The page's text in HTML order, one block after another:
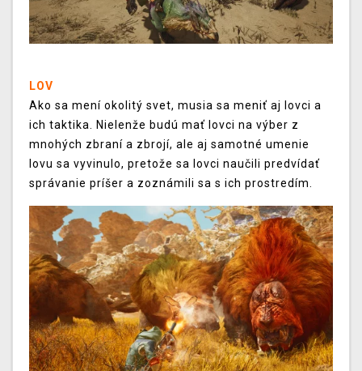
LOV
Ako sa mení okolitý svet, musia sa meniť aj lovci a
ich taktika. Nielenže budú mať lovci na výber z
mnohých zbraní a zbrojí, ale aj samotné umenie
lovu sa vyvinulo, pretože sa lovci naučili predvídať
správanie príšer a zoznámili sa s ich prostredím.